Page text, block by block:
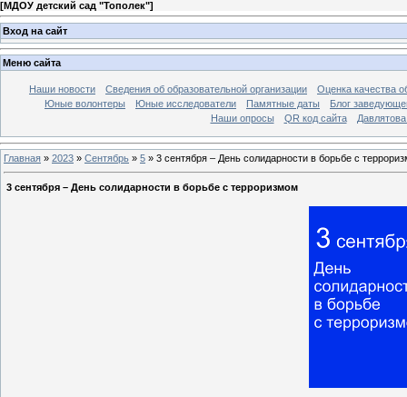
[МДОУ детский сад "Тополек"]
Вход на сайт
Меню сайта
Наши новости Сведения об образовательной организации
Оценка качества
Юные волонтеры
Юные исследователи Памятные даты
Блог
Наши опросы
QR код сайта
Главная » 2023 » Сентябрь » 5 » 3 сентября – День солидарности в борьбе с
3 сентября – День солидарности в борьбе с терроризмом